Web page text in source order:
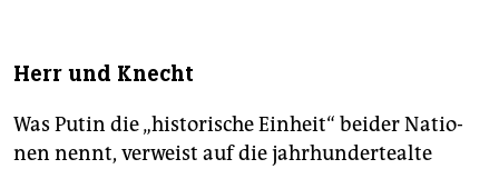
Herr und Knecht
Was Putin die „historische Einheit“ beider Na­tio­
nen nennt, verweist auf die jahrhundertealte